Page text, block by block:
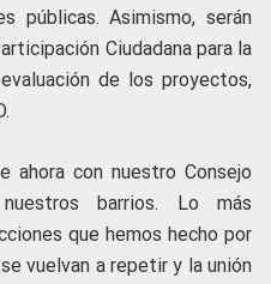
públicas. Asimismo, serán
Ciudadana para la
de los proyectos,
ahora con nuestro Consejo
barrios. Lo más
que hemos hecho por
vuelvan a repetir y la unión